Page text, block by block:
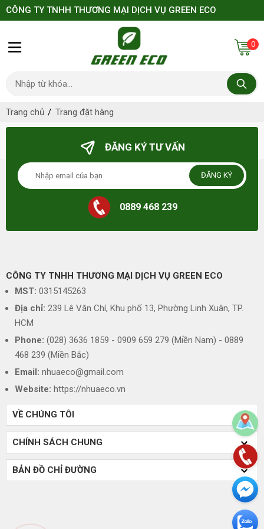
CÔNG TY TNHH THƯƠNG MẠI DỊCH VỤ GREEN ECO
0
Trang chủ Trang đặt hàng
Giỏ hàng trống!
ĐĂNG KÝ TƯ VẤN
ĐĂNG KÝ
0889 468 239
CÔNG TY TNHH THƯƠNG MẠI DỊCH VỤ GREEN ECO
MST: 0315145263
Địa chỉ: 239 Lê Văn Chí, Khu phố 13, Phường Linh Xuân, TP.
HCM
Phone: (028) 3636 1859 - 0909 659 279 (Miền Nam) - 0889
468 239 (Miền Bắc)
Email: nhuaeco@gmail.com
Website: https://nhuaeco.vn
VỀ CHÚNG TÔI
CHÍNH SÁCH CHUNG
BẢN ĐỒ CHỈ ĐƯỜNG